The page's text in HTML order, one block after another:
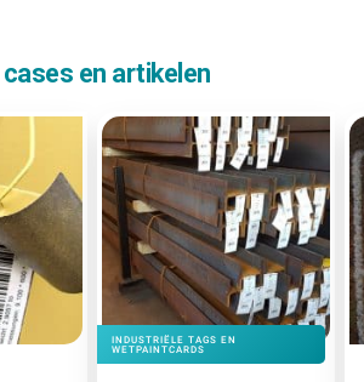
cases en artikelen
INDUSTRIËLE TAGS EN
WETPAINTCARDS